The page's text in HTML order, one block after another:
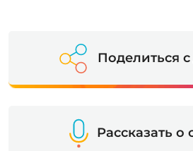
Поделиться
Рассказать о